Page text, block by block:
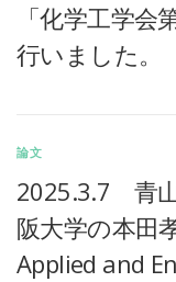
「化学工学
行いました。
論文
2025.3.7 青
阪大学の本田
Applied and